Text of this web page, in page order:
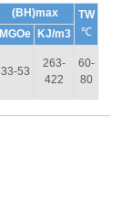
(BH)max
TW
℃
MGOe KJ/m3
33-53
263-
422
60-
80